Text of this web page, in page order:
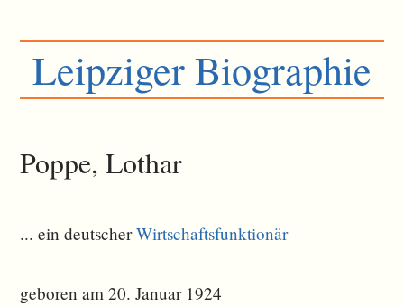
Leipziger Biographie
Poppe, Lothar
... ein deutscherWirtschaftsfunktionär
geboren am 20. Januar 1924